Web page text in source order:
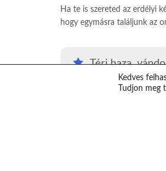
Ha te is szereted az erdélyi
hogy egymásra találjunk az
Térj haza,
Kedves
Tudjon